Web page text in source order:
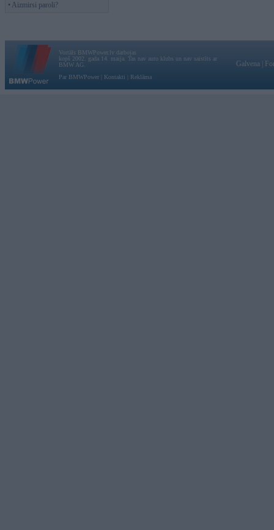
• Aizmirsi paroli?
Vortāls BMWPower.lv darbojas
kopš 2002. gada 14. maija. Tas nav auto klubs un nav saistīts ar
BMW AG.
Par BMWPower
Kontakti Reklāma
Galvena